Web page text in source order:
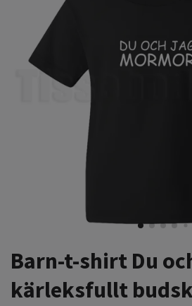
Barn-t-shirt Du
kärleksfullt